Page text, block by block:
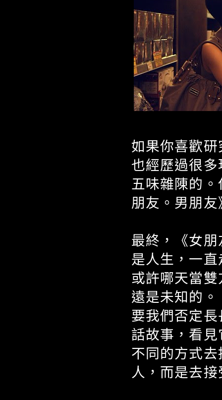
如果你喜歡
也經歷過很
五味雜陳的
朋友。男朋
最終，《女
是人生，一
或許哪天當
遠是未知的
要我們否定
話故事，看
不同的方式
人，而是去